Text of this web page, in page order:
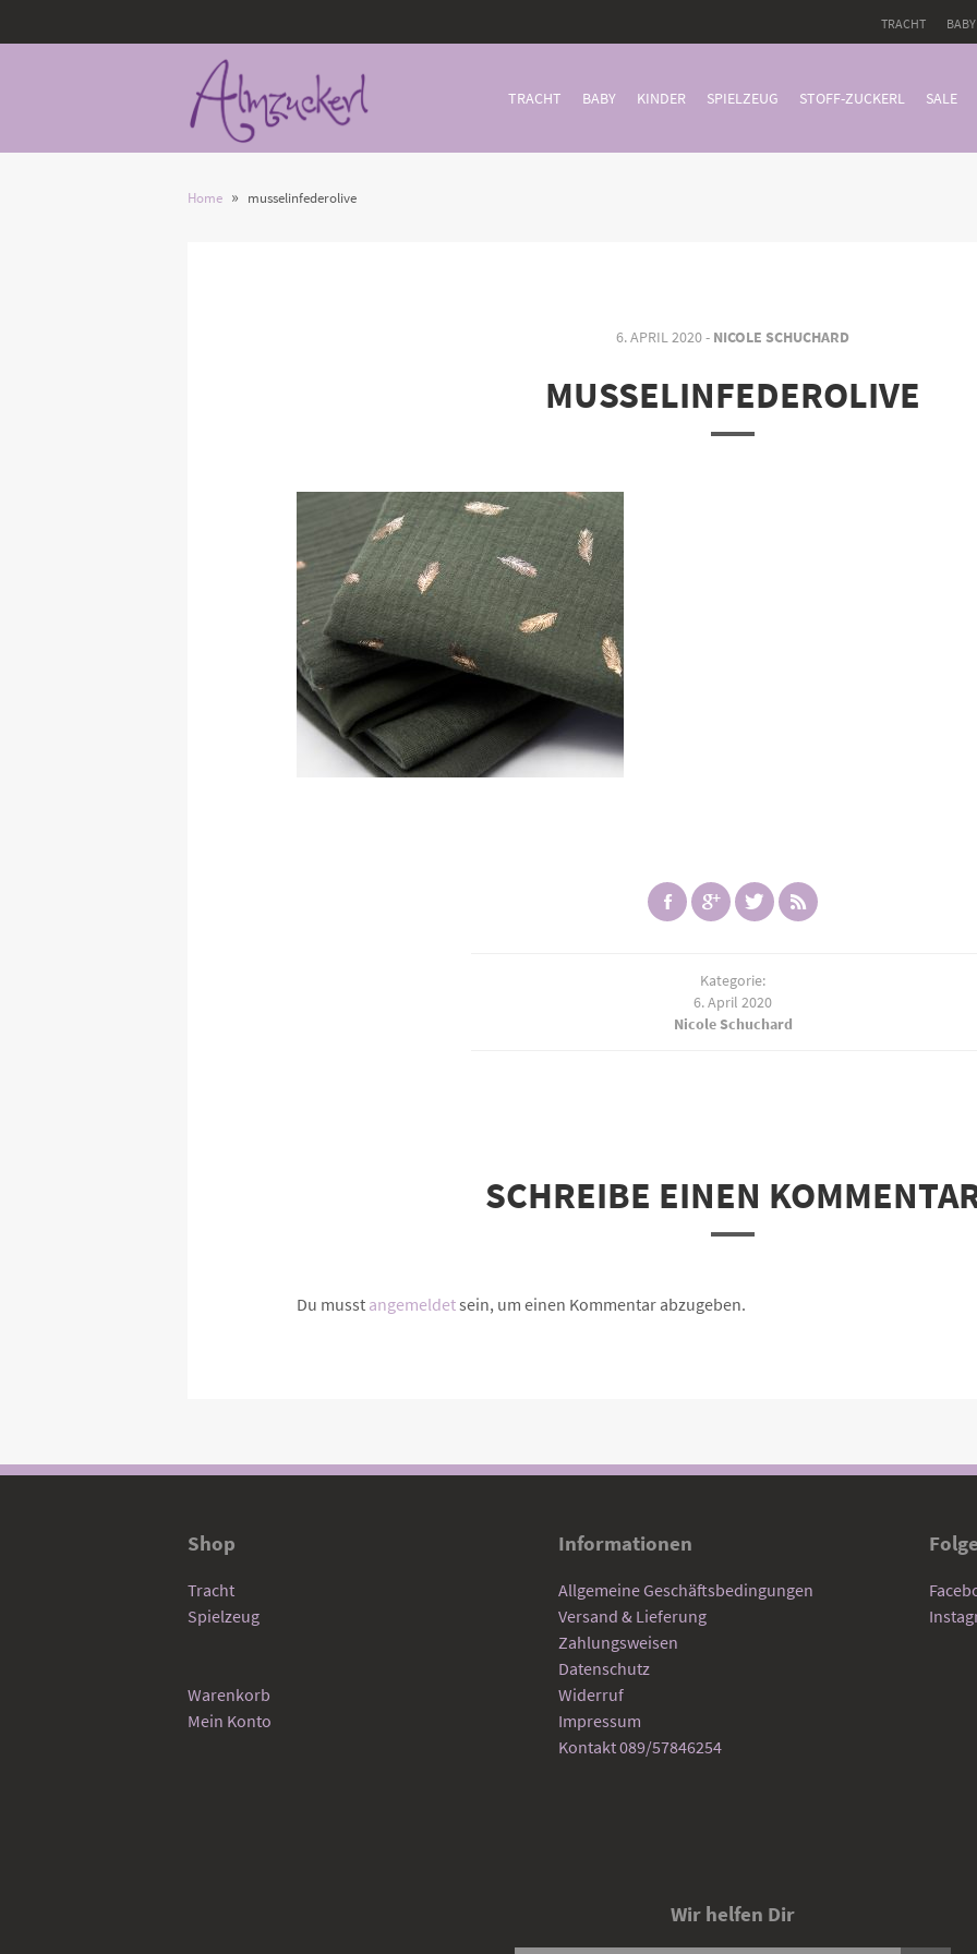
TRACHT BABY
TRACHT BABY KINDER SPIELZEUG STOFF-ZUCKERL SALE
Home » musselinfederolive
6. APRIL 2020 - NICOLE SCHUCHARD
MUSSELINFEDEROLIVE
Kategorie:
6. April 2020
Nicole Schuchard
SCHREIBE EINEN
Du musst angemeldetsein, um einen Kommentar abzugeben.
Shop
Tracht
Spielzeug
Warenkorb
Mein Konto
Informationen
Allgemeine Geschäftsbedingungen
Versand & Lieferung
Zahlungsweisen
Datenschutz
Widerruf
Impressum
Kontakt 089/57846254
Wir helfen Dir